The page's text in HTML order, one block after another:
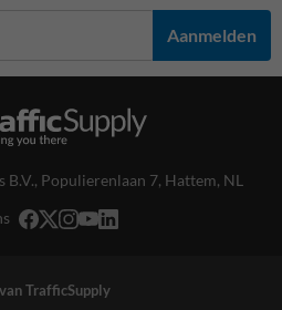
Aanmelden
B.V., Populierenlaan 7, Hattem, NL
TrafficSupply